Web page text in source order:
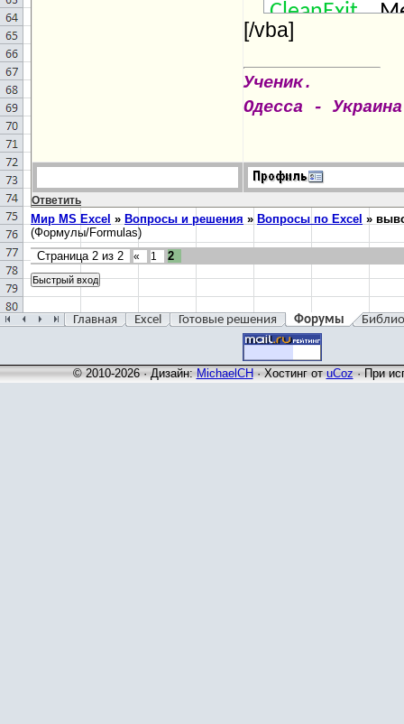
CleanExit
+ 1).
1; 1);
[/vba]
Ученик.
Одесса - Украина
Ответить
Мир MS Excel » Вопросы и решения » Вопросы по Excel »
(Формулы/Formulas)
Страница 2 из 2 « 1 2
Главная Excel Готовые решения Форумы
© 2010-2026 · Дизайн: MichaelCH · Хостинг от uCoz · При